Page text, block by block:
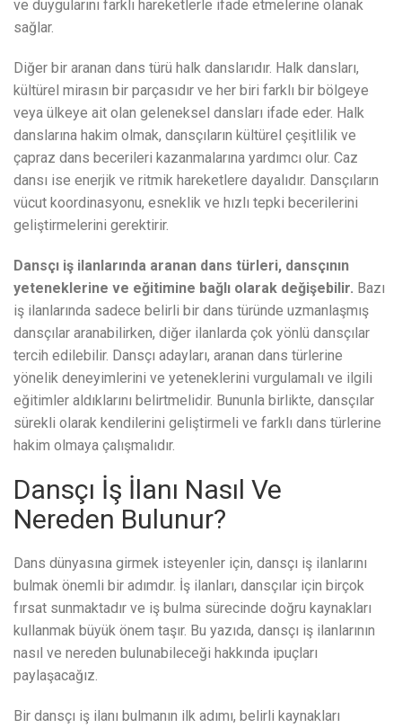
ve duygularını farklı hareketlerle ifade etmelerine olanak
sağlar.
Diğer bir aranan dans türü halk danslarıdır. Halk dansları,
kültürel mirasın bir parçasıdır ve her biri farklı bir bölgeye
veya ülkeye ait olan geleneksel dansları ifade eder. Halk
danslarına hakim olmak, dansçıların kültürel çeşitlilik ve
çapraz dans becerileri kazanmalarına yardımcı olur. Caz
dansı ise enerjik ve ritmik hareketlere dayalıdır. Dansçıların
vücut koordinasyonu, esneklik ve hızlı tepki becerilerini
geliştirmelerini gerektirir.
Dansçı iş ilanlarında aranan dans türleri, dansçının
yeteneklerine ve eğitimine bağlı olarak değişebilir. Bazı
iş ilanlarında sadece belirli bir dans türünde uzmanlaşmış
dansçılar aranabilirken, diğer ilanlarda çok yönlü dansçılar
tercih edilebilir. Dansçı adayları, aranan dans türlerine
yönelik deneyimlerini ve yeteneklerini vurgulamalı ve ilgili
eğitimler aldıklarını belirtmelidir. Bununla birlikte, dansçılar
sürekli olarak kendilerini geliştirmeli ve farklı dans türlerine
hakim olmaya çalışmalıdır.
Dansçı İş İlanı Nasıl Ve
Nereden Bulunur?
Dans dünyasına girmek isteyenler için, dansçı iş ilanlarını
bulmak önemli bir adımdır. İş ilanları, dansçılar için birçok
fırsat sunmaktadır ve iş bulma sürecinde doğru kaynakları
kullanmak büyük önem taşır. Bu yazıda, dansçı iş ilanlarının
nasıl ve nereden bulunabileceği hakkında ipuçları
paylaşacağız.
Bir dansçı iş ilanı bulmanın ilk adımı, belirli kaynakları